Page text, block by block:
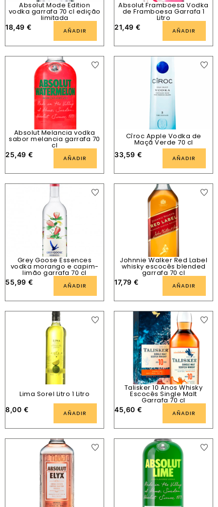
Absolut Mode Edition
vodka garrafa 70 cl edição
limitada
18,49 € AÑADIR
Absolut Framboesa Vodka
de Framboesa Garrafa 1
Litro
21,49 € AÑADIR
Absolut Melancia vodka
sabor melancia garrafa 70
cl
25,49 € AÑADIR
Cîroc Apple Vodka de
Maçã Verde 70 cl
33,59 € AÑADIR
Grey Goose Essences
vodka morango e capim-
limão garrafa 70 cl
55,99 € AÑADIR
Johnnie Walker Red Label
whisky escocês blended
garrafa 70 cl
17,79 € AÑADIR
Lima Sorel Litro 1 Litro
8,00 € AÑADIR
Talisker 10 Anos Whisky
Escocês Single Malt
Garrafa 70 cl
45,60 € AÑADIR